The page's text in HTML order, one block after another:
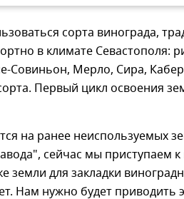
сорта винограда,
в климате Севастополя:
Совиньон, Мерло, Сира,
Первый цикл освоения
на ранее неиспользуемых
сейчас мы приступаем к
земли для закладки
Нам нужно будет приводить